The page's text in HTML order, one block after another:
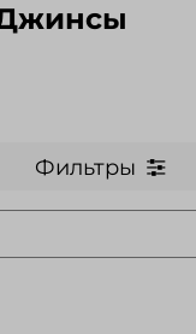
Фильтры